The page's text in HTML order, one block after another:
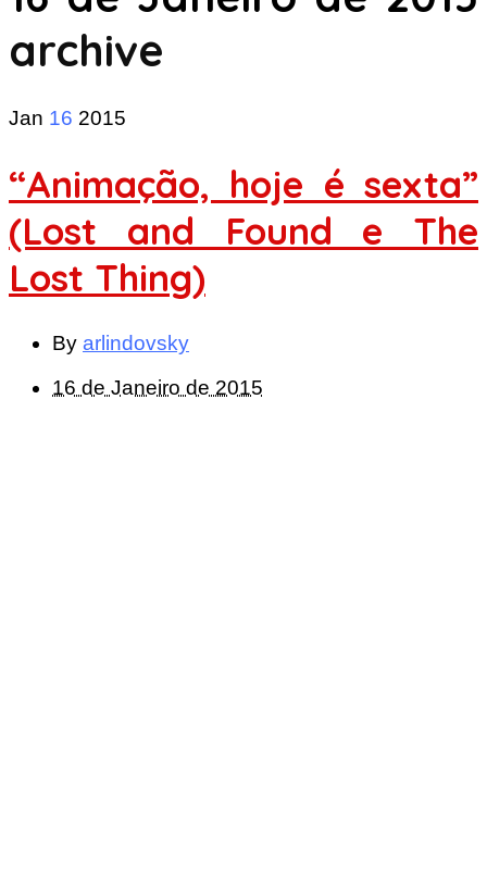
archive
Jan 16 2015
“Animação, hoje é sexta”
(Lost and Found e The
Lost Thing)
By arlindovsky
16 de Janeiro de 2015